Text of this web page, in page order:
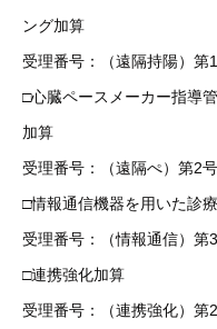
ング加算
受理番号：（遠隔持陽）第
□心臓ペースメーカー指導
加算
受理番号：（遠隔ぺ）第2号
□情報通信機器を用いた診療
受理番号：（情報通信）第
□連携強化加算
受理番号：（連携強化）第